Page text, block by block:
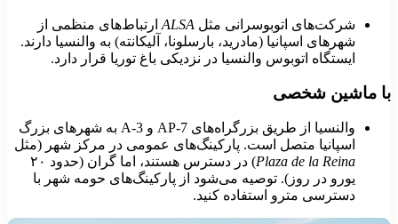
شرکت‌های اتوبوسرانی مثل ALSAارتباط‌های منظمی از
شهرهای اسپانیا (مادرید، بارسلونا، آلیکانته) به والنسیا دارند.
ایستگاه اتوبوس والنسیا در نزدیکی باغ توریا قرار دارد.
ماشین شخصی
والنسیا از طریق بزرگراه‌های AP-7 و A-3 به شهرهای بزرگ
اسپانیا متصل است. پارکینگ‌های عمومی در مرکز شهر (مثل
Plaza de la Reina
) در دسترس هستند، اما گران (حدود ۲۰
یورو در روز). توصیه می‌شود از پارکینگ‌های حومه شهر با
دسترسی مترو استفاده کنید.